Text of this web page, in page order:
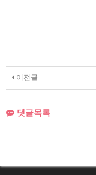
이전글
댓글목록